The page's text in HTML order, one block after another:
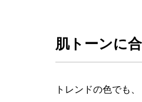
肌トーンに
トレンドの色でも